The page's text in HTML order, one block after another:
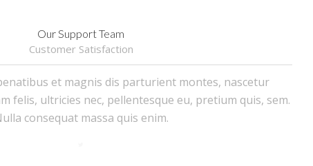
Our Support Team
Customer Satisfaction
et magnis dis parturient montes, nascetur
felis, ultricies nec, pellentesque eu, pretium quis, sem.
consequat massa quis enim.